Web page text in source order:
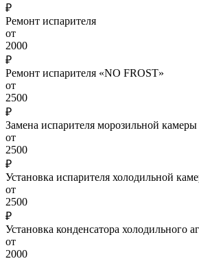
₽
Ремонт испарителя
от
2000
₽
Ремонт испарителя «NO FROST»
от
2500
₽
Замена испарителя морозильной камеры
от
2500
₽
Установка испарителя холодильной
от
2500
₽
Установка конденсатора холодильного
от
2000